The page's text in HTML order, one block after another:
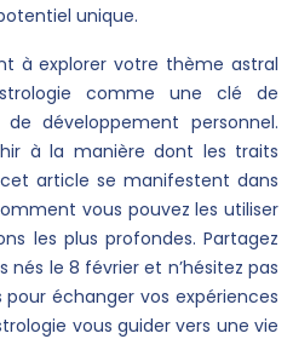
unique.
à explorer votre thème astral
comme une clé de
développement personnel.
à la manière dont les traits
article se manifestent dans
vous pouvez les utiliser
les plus profondes. Partagez
le 8 février et n’hésitez pas
échanger vos expériences
vous guider vers une vie